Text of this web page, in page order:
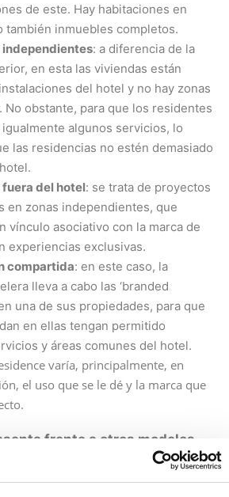
de este. Hay habitaciones en
también inmuebles completos.
independientes: a diferencia de la
en esta las viviendas están
del hotel y no hay zonas
No obstante, para que los residentes
algunos servicios, lo
las residencias no estén demasiado
del hotel: se trata de proyectos
en zonas independientes, que
vínculo asociativo con la marca de
experiencias exclusivas.
compartida: en este caso, la
lleva a cabo las ‘branded
una de sus propiedades, para que
en ellas tengan permitido
y áreas comunes del hotel.
varía, principalmente, en
el uso que se le dé y la marca que
frente a otros modelos
que convierten esta opción